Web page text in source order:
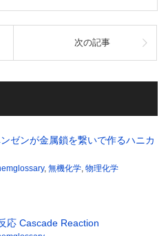
次の記事
ゼンが金属鎖を繋いで作るハニカ
, 無機化学 物理化学
応 Cascade Reaction